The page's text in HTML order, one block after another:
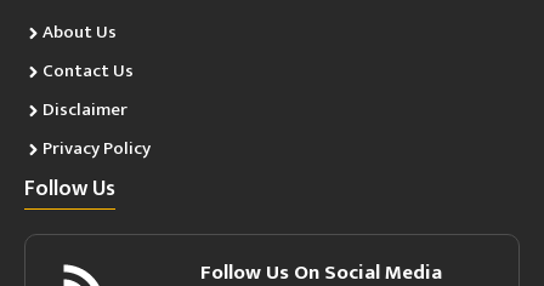
About Us
Contact Us
Disclaimer
Privacy Policy
Follow Us
Follow Us On Social Media